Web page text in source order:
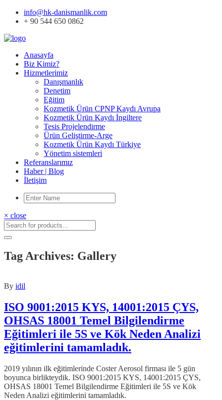
info@hk-danismanlik.com
+ 90 544 650 0862
Anasayfa
Biz Kimiz?
Hizmetlerimiz
Danışmanlık
Denetim
Eğitim
Kozmetik Ürün CPNP Kaydı Avrupa
Kozmetik Ürün Kaydı İngiltere
Tesis Projelendirme
Ürün Geliştirme-Arge
Kozmetik Ürün Kaydı Türkiye
Yönetim sistemleri
Referanslarımız
Haber | Blog
İletişim
× close
Tag Archives: Gallery
By idil
ISO 9001:2015 KYS, 14001:2015 ÇYS,
OHSAS 18001 Temel Bilgilendirme
Eğitimleri ile 5S ve Kök Neden Analizi
eğitimlerini tamamladık.
2019 yılının ilk eğitimlerinde Coster Aerosol firması ile 5 gün
boyunca birlikteydik. ISO 9001:2015 KYS, 14001:2015 ÇYS,
OHSAS 18001 Temel Bilgilendirme Eğitimleri ile 5S ve Kök
Neden Analizi eğitimlerini tamamladık.